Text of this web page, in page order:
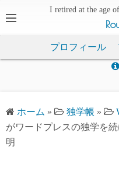
I retired at the age
プロフィール
ホーム » 独学帳 »
がワードプレスの独学を
明